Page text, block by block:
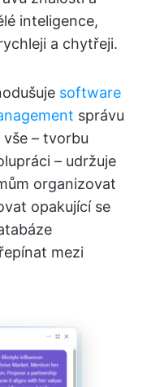
inteligence,
a chytřeji.
software
správu
– tvorbu
– udržuje
organizovat
opakující se
mezi